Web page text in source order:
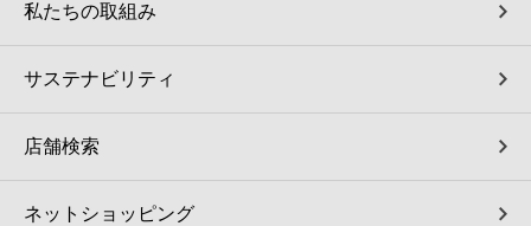
私たちの取組み
サステナビリティ
店舗検索
ネットショッピング